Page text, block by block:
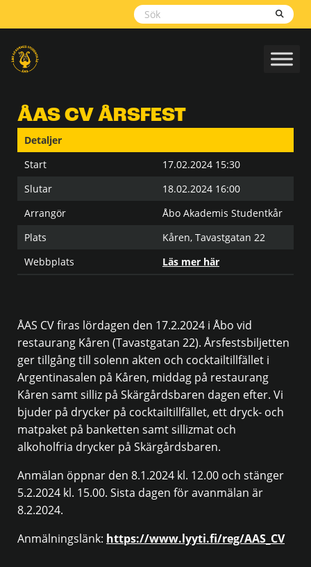
ÅAS CV ÅRSFEST
Detaljer
Start
17.02.2024 15:30
Slutar
18.02.2024 16:00
Arrangör
Åbo Akademis Studentkår
Plats
Kåren, Tavastgatan 22
Webbplats
Läs mer här
ÅAS CV firas lördagen den 17.2.2024 i Åbo vid
restaurang Kåren (Tavastgatan 22). Årsfestsbiljetten
ger tillgång till solenn akten och cocktailtillfället i
Argentinasalen på Kåren, middag på restaurang
Kåren samt silliz på Skärgårdsbaren dagen efter. Vi
bjuder på drycker på cocktailtillfället, ett dryck- och
matpaket på banketten samt sillizmat och
alkoholfria drycker på Skärgårdsbaren.
Anmälan öppnar den 8.1.2024 kl. 12.00 och stänger
5.2.2024 kl. 15.00. Sista dagen för avanmälan är
8.2.2024.
Anmälningslänk: https://www.lyyti.fi/reg/AAS_CV